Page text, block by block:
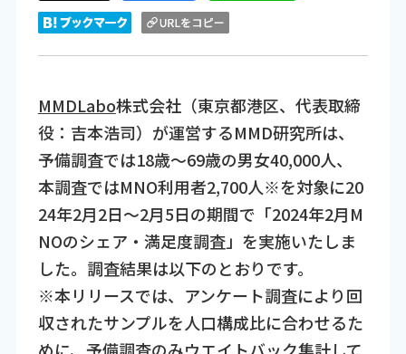
MMDLabo株式会社（東京都港区、代表取締
役：吉本浩司）が運営するMMD研究所は、
予備調査では18歳～69歳の男女40,000人、
本調査ではMNO利用者2,700人※を対象に20
24年2月2日～2月5日の期間で「2024年2月M
NOのシェア・満足度調査」を実施いたしま
した。調査結果は以下のとおりです。
※本リリースでは、アンケート調査により回
収されたサンプルを人口構成比に合わせるた
めに、予備調査のみウエイトバック集計して